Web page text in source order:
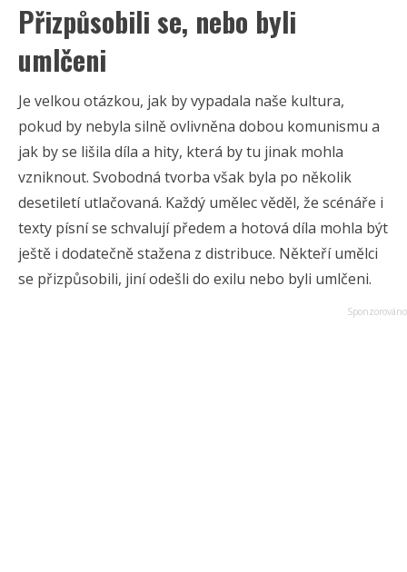
Přizpůsobili se, nebo byli
umlčeni
Je velkou otázkou, jak by vypadala naše kultura,
pokud by nebyla silně ovlivněna dobou komunismu a
jak by se lišila díla a hity, která by tu jinak mohla
vzniknout. Svobodná tvorba však byla po několik
desetiletí utlačovaná. Každý umělec věděl, že scénáře i
texty písní se schvalují předem a hotová díla mohla být
ještě i dodatečně stažena z distribuce. Někteří umělci
se přizpůsobili, jiní odešli do exilu nebo byli umlčeni.